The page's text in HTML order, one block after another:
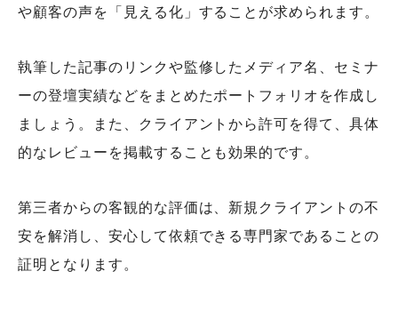
や顧客の声を「見える化」することが求められます。
執筆した記事のリンクや監修したメディア名、セミナ
ーの登壇実績などをまとめたポートフォリオを作成し
ましょう。また、クライアントから許可を得て、具体
的なレビューを掲載することも効果的です。
第三者からの客観的な評価は、新規クライアントの不
安を解消し、安心して依頼できる専門家であることの
証明となります。